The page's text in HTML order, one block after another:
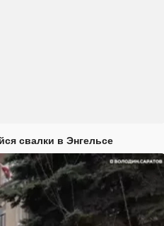
свалки в Энгельсе